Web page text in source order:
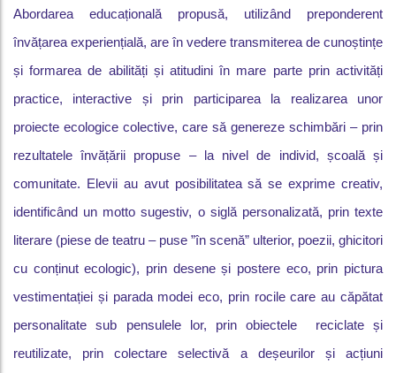
Abordarea educațională propusă, utilizând preponderent
învățarea experiențială, are în vedere transmiterea de cunoștințe
și formarea de abilități și atitudini în mare parte prin activități
practice, interactive și prin participarea la realizarea unor
proiecte ecologice colective, care să genereze schimbări – prin
rezultatele învățării propuse – la nivel de individ, școală și
comunitate. Elevii au avut posibilitatea să se exprime creativ,
identificând un motto sugestiv, o siglă personalizată, prin texte
literare (piese de teatru – puse ”în scenă” ulterior, poezii, ghicitori
cu conținut ecologic), prin desene și postere eco, prin pictura
vestimentației și parada modei eco, prin rocile care au căpătat
personalitate sub pensulele lor, prin obiectele reciclate și
reutilizate, prin colectare selectivă a deșeurilor și acțiuni